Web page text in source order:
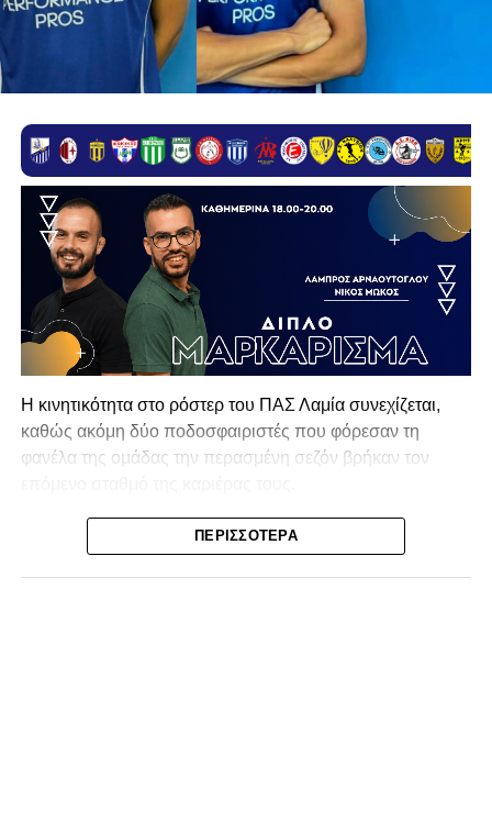
Η κινητικότητα στο ρόστερ του ΠΑΣ Λαμία συνεχίζεται,
καθώς ακόμη δύο ποδοσφαιριστές που φόρεσαν τη
φανέλα της ομάδας την περασμένη σεζόν βρήκαν τον
Ο λόγος για τον Βασίλη Τρούμπουλο και τον Χρυσόστομο
Στάγκο, οι οποίοι θα συνεχίσουν μαζί την ποδοσφαιρική
ΠΕΡΙΣΣΌΤΕΡΑ